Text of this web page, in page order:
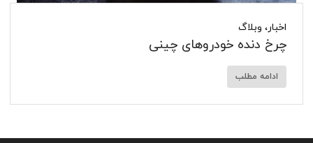
اخبار، وبلاگ
چرخ دنده خودروهای چینی
ادامه مطلب